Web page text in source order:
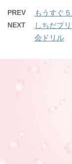
PREV もうすぐ
NEXT
しちだプ
会ドリル